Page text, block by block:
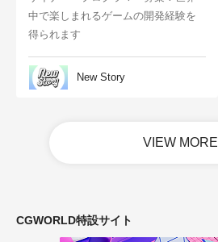
中で楽しまれるゲームの開発経験を
得られます
New Story
VIEW MORE
CGWORLD特設サイト